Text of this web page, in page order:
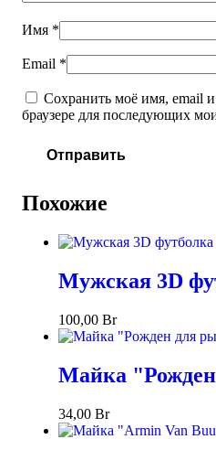
Имя *
Email *
Сохранить моё имя, email и
браузере для последующих
Похожие
Мужская 3D
100,00 Br
Майка
34,00 Br